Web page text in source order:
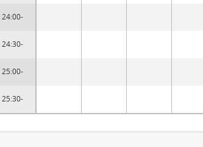
24:00-
24:30-
25:00-
25:30-